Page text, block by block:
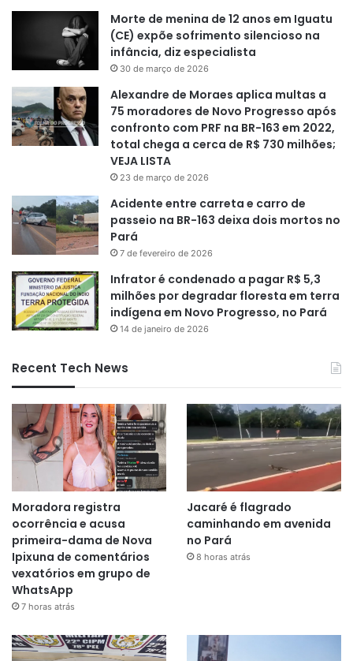
Morte de menina de 12 anos em Iguatu
(CE) expõe sofrimento silencioso na
infância, diz especialista
30 de março de 2026
Alexandre de Moraes aplica multas a
75 moradores de Novo Progresso após
confronto com PRF na BR-163 em 2022,
total chega a cerca de R$ 730 milhões;
VEJA LISTA
23 de março de 2026
Acidente entre carreta e carro de
passeio na BR-163 deixa dois mortos no
Pará
7 de fevereiro de 2026
Infrator é condenado a pagar R$ 5,3
milhões por degradar floresta em terra
indígena em Novo Progresso, no Pará
14 de janeiro de 2026
Recent Tech News
Moradora registra
ocorrência e acusa
primeira-dama de Nova
Ipixuna de comentários
vexatórios em grupo de
WhatsApp
7 horas atrás
Jacaré é flagrado
caminhando em avenida
no Pará
8 horas atrás